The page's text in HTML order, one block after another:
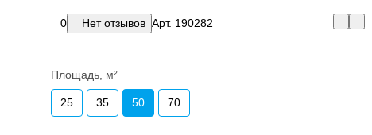
0 Нет отзывов Арт. 190282
Площадь, м²
25 35 50 70